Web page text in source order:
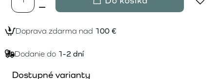
Doprava zdarma nad 100 €
Dodanie do 1-2 dní
Dostupné varianty